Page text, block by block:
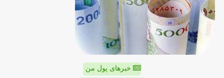
خبرهای پول من